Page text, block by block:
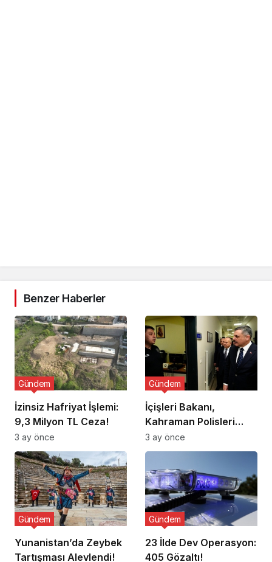
Benzer Haberler
İzinsiz Hafriyat İşlemi:
9,3 Milyon TL Ceza!
Gündem
3 ay önce
İçişleri Bakanı,
Kahraman Polisleri
Ziyaret Etti
Gündem
3 ay önce
Yunanistan’da Zeybek
Tartışması Alevlendi!
Gündem
23 İlde Dev Operasyon:
405 Gözaltı!
Gündem